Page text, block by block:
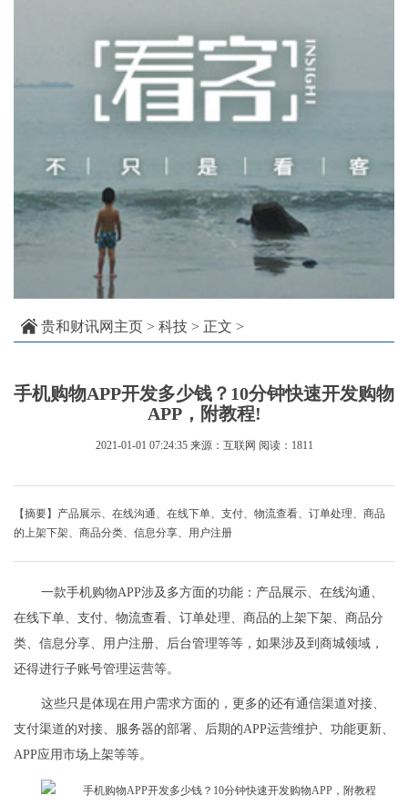
贵和财讯网主页 > 科技 > 正文 >
手机购物APP开发多少钱？10分钟快速开发购物
APP，附教程!
2021-01-01 07:24:35 来源：互联网 阅读：1811
【摘要】产品展示、在线沟通、在线下单、支付、物流查看、订单处理、商品
的上架下架、商品分类、信息分享、用户注册
一款手机购物APP涉及多方面的功能：产品展示、在线沟通、
在线下单、支付、物流查看、订单处理、商品的上架下架、商品分
类、信息分享、用户注册、后台管理等等，如果涉及到商城领域，
还得进行子账号管理运营等。
这些只是体现在用户需求方面的，更多的还有通信渠道对接、
支付渠道的对接、服务器的部署、后期的APP运营维护、功能更新、
APP应用市场上架等等。